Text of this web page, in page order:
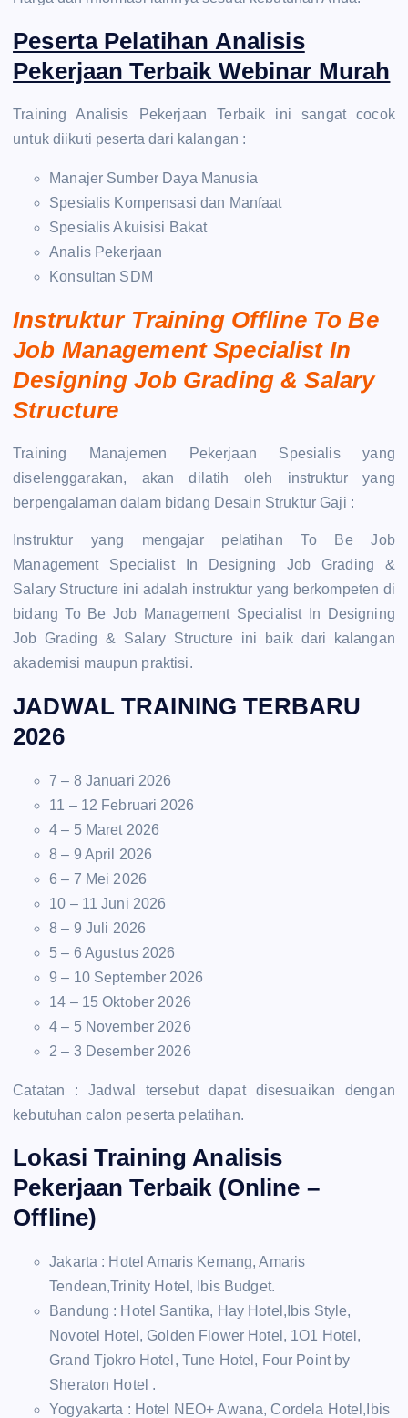
Peserta Pelatihan Analisis
Pekerjaan Terbaik Webinar Murah
Training Analisis Pekerjaan Terbaik ini sangat cocok
untuk diikuti peserta dari kalangan :
Manajer Sumber Daya Manusia
Spesialis Kompensasi dan Manfaat
Spesialis Akuisisi Bakat
Analis Pekerjaan
Konsultan SDM
Instruktur Training Offline To Be
Job Management Specialist In
Designing Job Grading & Salary
Structure
Training Manajemen Pekerjaan Spesialis yang
diselenggarakan, akan dilatih oleh instruktur yang
berpengalaman dalam bidang Desain Struktur Gaji :
Instruktur yang mengajar pelatihan To Be Job
Management Specialist In Designing Job Grading &
Salary Structure ini adalah instruktur yang berkompeten di
bidang To Be Job Management Specialist In Designing
Job Grading & Salary Structure ini baik dari kalangan
akademisi maupun praktisi.
JADWAL TRAINING TERBARU
2026
7 – 8 Januari 2026
11 – 12 Februari 2026
4 – 5 Maret 2026
8 – 9 April 2026
6 – 7 Mei 2026
10 – 11 Juni 2026
8 – 9 Juli 2026
5 – 6 Agustus 2026
9 – 10 September 2026
14 – 15 Oktober 2026
4 – 5 November 2026
2 – 3 Desember 2026
Catatan : Jadwal tersebut dapat disesuaikan dengan
kebutuhan calon peserta pelatihan.
Lokasi Training Analisis
Pekerjaan Terbaik (Online –
Offline)
Jakarta : Hotel Amaris Kemang, Amaris
Tendean,Trinity Hotel, Ibis Budget.
Bandung : Hotel Santika, Hay Hotel,Ibis Style,
Novotel Hotel, Golden Flower Hotel, 1O1 Hotel,
Grand Tjokro Hotel, Tune Hotel, Four Point by
Sheraton Hotel .
Yogyakarta : Hotel NEO+ Awana, Cordela Hotel,Ibis